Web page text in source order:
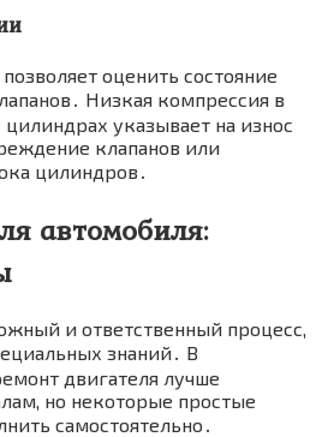
оценить состояние
Низкая компрессия в
указывает на износ
клапанов или
цилиндров․
автомобиля:
и ответственный процесс,
знаний․ В
двигателя лучше
но некоторые простые
самостоятельно․